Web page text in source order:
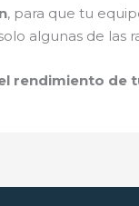
, para que tu
algunas de las
el rendimiento